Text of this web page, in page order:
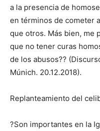
a la presencia de
en términos de cometer
que otros. Más bien, me
que no tener curas
de los abusos??
Múnich. 20.12.2018).
Replanteamiento del
?Son importantes en la